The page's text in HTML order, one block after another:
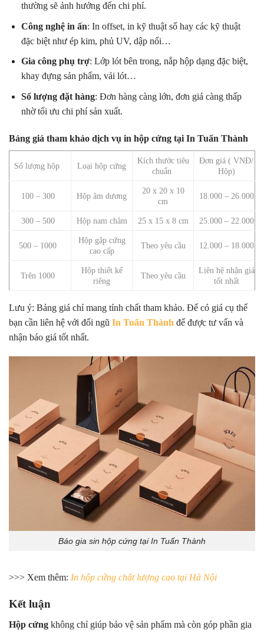
thường sẽ ảnh hưởng đến chi phí.
Công nghệ in ấn: In offset, in kỹ thuật số hay các kỹ thuật
đặc biệt như ép kim, phủ UV, dập nổi…
Gia công phụ trợ: Lớp lót bên trong, nắp hộp dạng đặc biệt,
khay đựng sản phẩm, vải lót…
Số lượng đặt hàng: Đơn hàng càng lớn, đơn giá càng thấp
nhờ tối ưu chi phí sản xuất.
Bảng giá tham khảo dịch vụ in hộp cứng tại In Tuấn Thành
Số lượng hộp Loại hộp cứng
Kích thước tiêu
chuẩn
Đơn giá ( VNĐ/
Hộp)
100 – 300 Hộp âm dương
20 x 20 x 10
cm
18.000 – 26.000
300 – 500 Hộp nam châm 25 x 15 x 8 cm 25.000 – 22.000
500 – 1000
Hộp gập cứng
cao cấp
Theo yêu cầu 12.000 – 18.000
Trên 1000
Hộp thiết kế
riêng
Theo yêu cầu
Liên hệ nhận giá
tốt nhất
Lưu ý: Bảng giá chỉ mang tính chất tham khảo. Để có giá cụ thể
bạn cần liên hệ với đối ngũ In Tuấn Thành để được tư vấn và
nhận báo giá tốt nhất.
Báo gia sin hộp cứng tại In Tuấn Thành
>>> Xem thêm: In hộp cứng chất lượng cao tại Hà Nội
Kết luận
Hộp cứng không chỉ giúp bảo vệ sản phẩm mà còn góp phần gia